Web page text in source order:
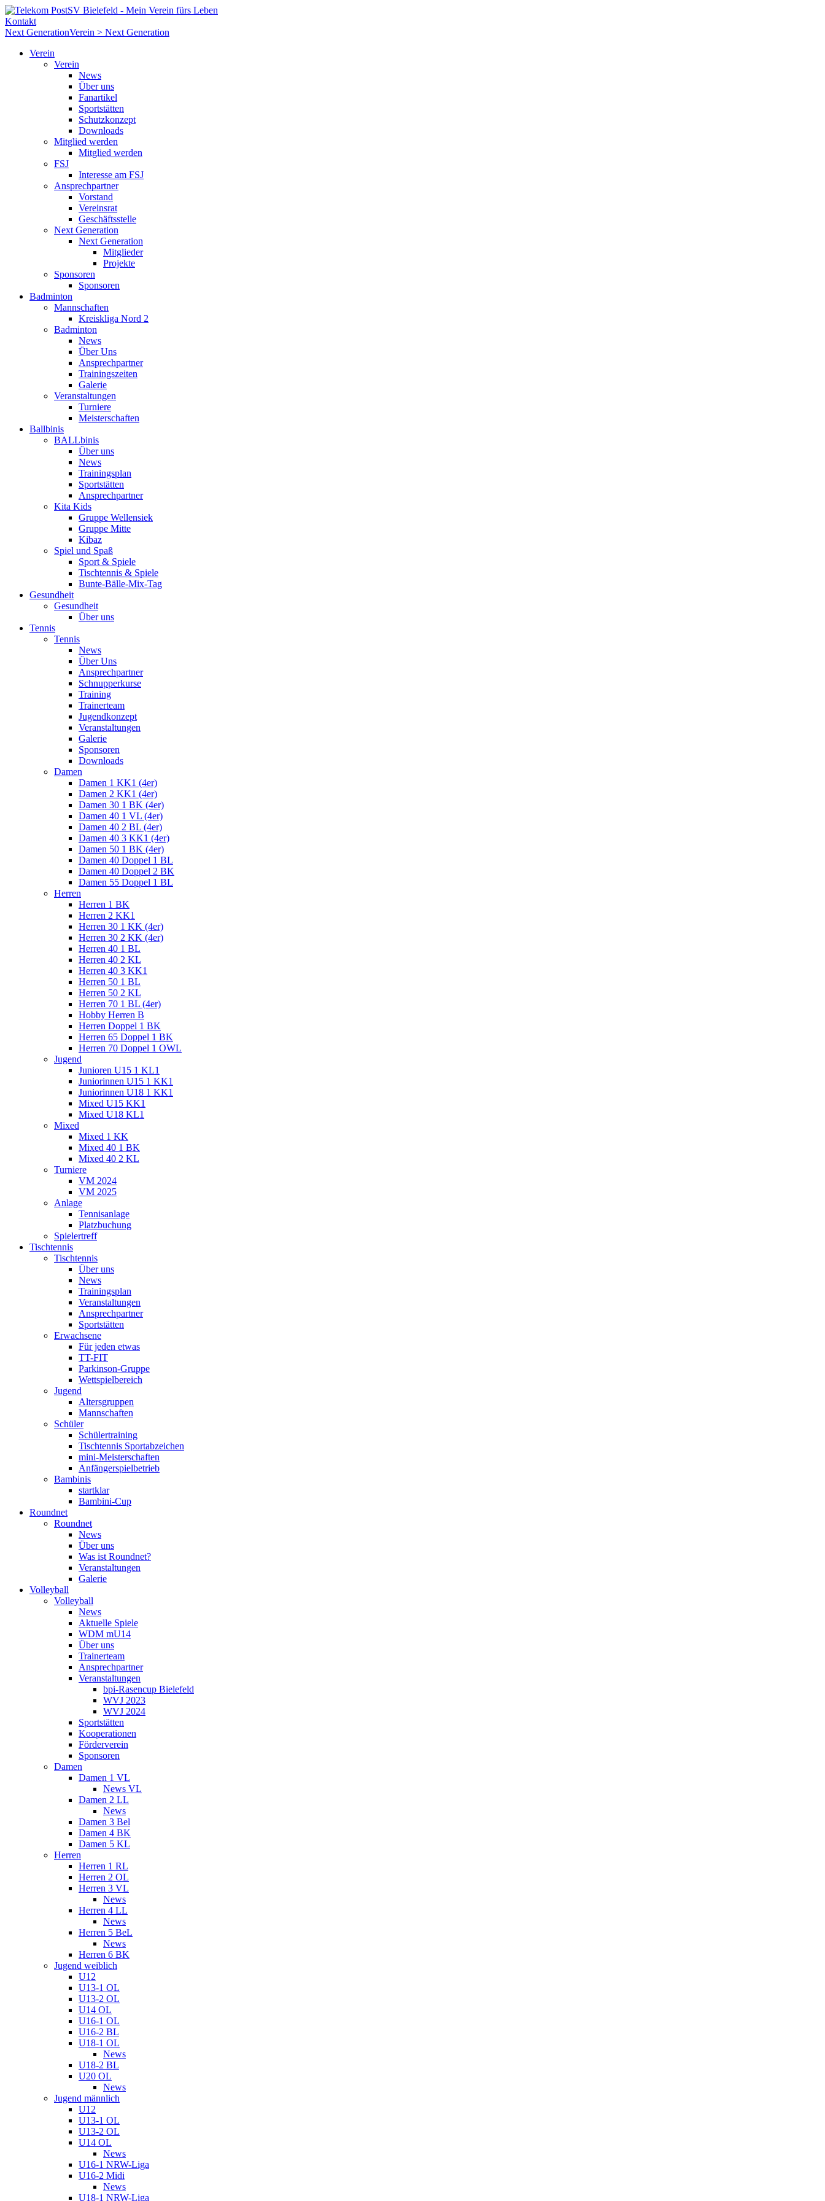
Kontakt
Next GenerationVerein > Next Generation
Verein
Verein
News
Über uns
Fanartikel
Sportstätten
Schutzkonzept
Downloads
Mitglied werden
Mitglied werden
FSJ
Interesse am FSJ
Ansprechpartner
Vorstand
Vereinsrat
Geschäftsstelle
Next Generation
Next Generation
Mitglieder
Projekte
Sponsoren
Sponsoren
Badminton
Mannschaften
Kreiskliga Nord 2
Badminton
News
Über Uns
Ansprechpartner
Trainingszeiten
Galerie
Veranstaltungen
Turniere
Meisterschaften
Ballbinis
BALLbinis
Über uns
News
Trainingsplan
Sportstätten
Ansprechpartner
Kita Kids
Gruppe Wellensiek
Gruppe Mitte
Kibaz
Spiel und Spaß
Sport & Spiele
Tischtennis & Spiele
Bunte-Bälle-Mix-Tag
Gesundheit
Gesundheit
Über uns
Tennis
Tennis
News
Über Uns
Ansprechpartner
Schnupperkurse
Training
Trainerteam
Jugendkonzept
Veranstaltungen
Galerie
Sponsoren
Downloads
Damen
Damen 1 KK1 (4er)
Damen 2 KK1 (4er)
Damen 30 1 BK (4er)
Damen 40 1 VL (4er)
Damen 40 2 BL (4er)
Damen 40 3 KK1 (4er)
Damen 50 1 BK (4er)
Damen 40 Doppel 1 BL
Damen 40 Doppel 2 BK
Damen 55 Doppel 1 BL
Herren
Herren 1 BK
Herren 2 KK1
Herren 30 1 KK (4er)
Herren 30 2 KK (4er)
Herren 40 1 BL
Herren 40 2 KL
Herren 40 3 KK1
Herren 50 1 BL
Herren 50 2 KL
Herren 70 1 BL (4er)
Hobby Herren B
Herren Doppel 1 BK
Herren 65 Doppel 1 BK
Herren 70 Doppel 1 OWL
Jugend
Junioren U15 1 KL1
Juniorinnen U15 1 KK1
Juniorinnen U18 1 KK1
Mixed U15 KK1
Mixed U18 KL1
Mixed
Mixed 1 KK
Mixed 40 1 BK
Mixed 40 2 KL
Turniere
VM 2024
VM 2025
Anlage
Tennisanlage
Platzbuchung
Spielertreff
Tischtennis
Tischtennis
Über uns
News
Trainingsplan
Veranstaltungen
Ansprechpartner
Sportstätten
Erwachsene
Für jeden etwas
TT-FIT
Parkinson-Gruppe
Wettspielbereich
Jugend
Altersgruppen
Mannschaften
Schüler
Schülertraining
Tischtennis Sportabzeichen
mini-Meisterschaften
Anfängerspielbetrieb
Bambinis
startklar
Bambini-Cup
Roundnet
Roundnet
News
Über uns
Was ist Roundnet?
Veranstaltungen
Galerie
Volleyball
Volleyball
News
Aktuelle Spiele
WDM mU14
Über uns
Trainerteam
Ansprechpartner
Veranstaltungen
bpi-Rasencup Bielefeld
WVJ 2023
WVJ 2024
Sportstätten
Kooperationen
Förderverein
Sponsoren
Damen
Damen 1 VL
News VL
Damen 2 LL
News
Damen 3 Bel
Damen 4 BK
Damen 5 KL
Herren
Herren 1 RL
Herren 2 OL
Herren 3 VL
News
Herren 4 LL
News
Herren 5 BeL
News
Herren 6 BK
Jugend weiblich
U12
U13-1 OL
U13-2 OL
U14 OL
U16-1 OL
U16-2 BL
U18-1 OL
News
U18-2 BL
U20 OL
News
Jugend männlich
U12
U13-1 OL
U13-2 OL
U14 OL
News
U16-1 NRW-Liga
U16-2 Midi
News
U18-1 NRW-Liga